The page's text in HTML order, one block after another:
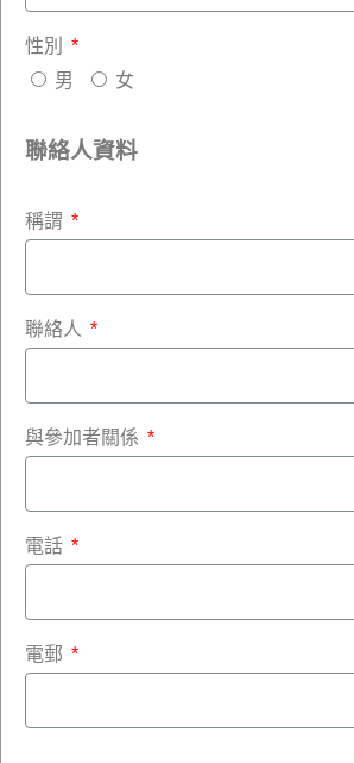
性別
男
女
聯絡人資料
稱謂
聯絡人
與參加者關係
電話
電郵